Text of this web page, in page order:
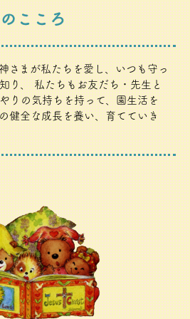
さまが私たちを愛し、いつも守っ
り、 私たちもお友だち・先生と
りの気持ちを持って、園生活を
健全な成長を養い、育てていき